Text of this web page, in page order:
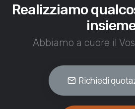
Realizziamo
Abbiamo a cuore il
Richiedi